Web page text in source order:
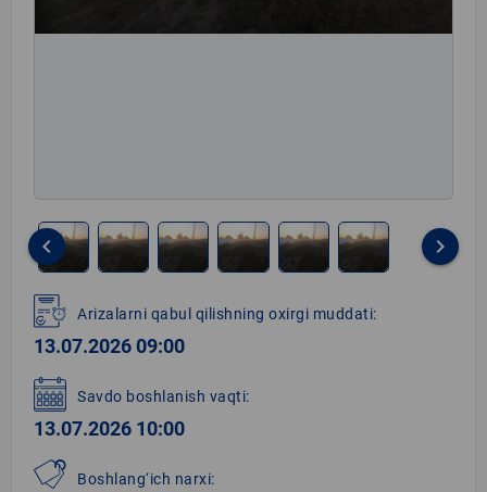
1
of
6
keyboard_arrow_left keyboard_arrow_right
Arizalarni qabul qilishning oxirgi muddati:
13.07.2026 09:00
Savdo boshlanish vaqti:
13.07.2026 10:00
Boshlang‘ich narxi: